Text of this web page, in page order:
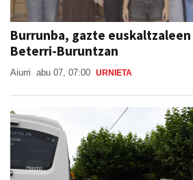
Burrunba, gazte
Beterri-Buruntzan
Aiurri abu 07, 07:00 URNIETA